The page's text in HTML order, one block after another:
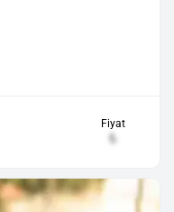
Fiyat
₺